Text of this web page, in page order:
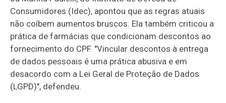
Consumidores (Idec), apontou que as regras atuais
não coíbem aumentos bruscos. Ela também criticou a
prática de farmácias que condicionam descontos ao
fornecimento do CPF. "Vincular descontos à entrega
de dados pessoais é uma prática abusiva e em
desacordo com a Lei Geral de Proteção de Dados
(LGPD)", defendeu.